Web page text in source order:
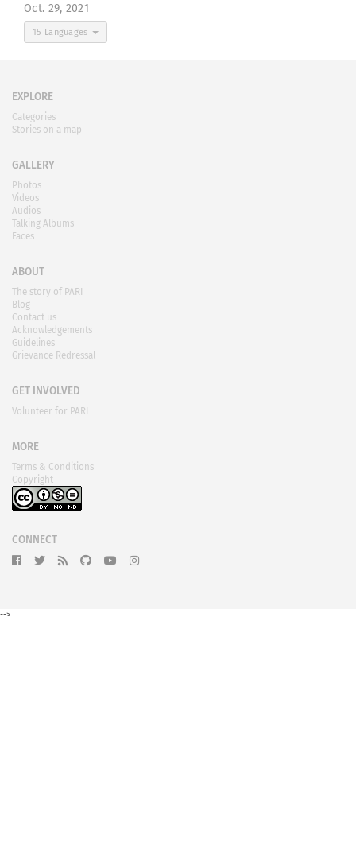
Oct. 29, 2021
15 Languages
EXPLORE
Categories
Stories on a map
GALLERY
Photos
Videos
Audios
Talking Albums
Faces
ABOUT
The story of PARI
Blog
Contact us
Acknowledgements
Guidelines
Grievance Redressal
GET INVOLVED
Volunteer for PARI
MORE
Terms & Conditions
Copyright
CONNECT
-->